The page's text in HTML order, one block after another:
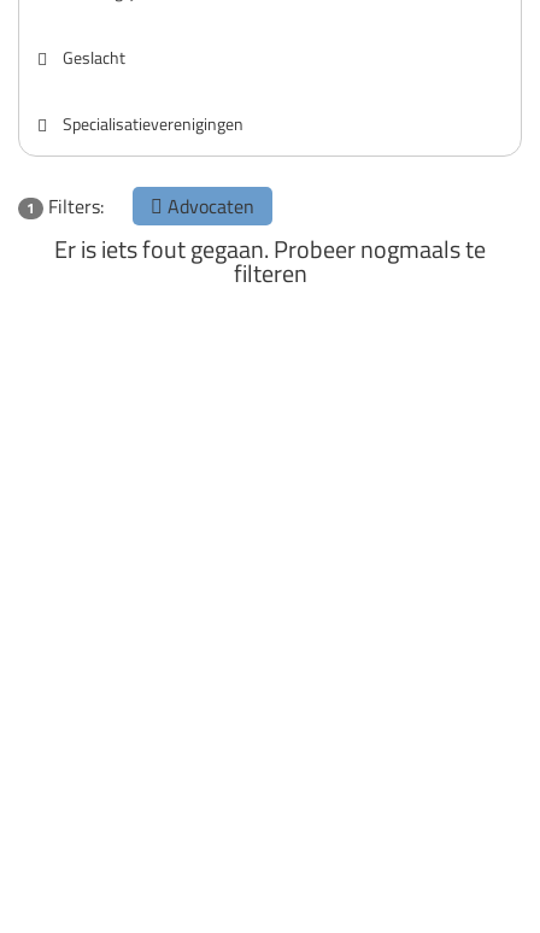
Geslacht
Specialisatieverenigingen
1 Filters: Advocaten
Er is iets fout gegaan. Probeer nogmaals te
filteren